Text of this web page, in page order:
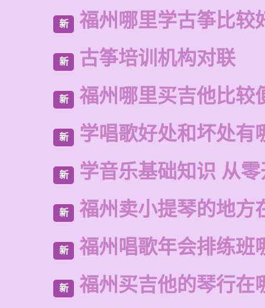
新 福州哪里学古筝比较
新 古筝培训机构对联
新 福州哪里买吉他比较
新 学唱歌好处和坏处有
新 学音乐基础知识 从
新 福州卖小提琴的地方
新 福州唱歌年会排练班
新 福州买吉他的琴行在